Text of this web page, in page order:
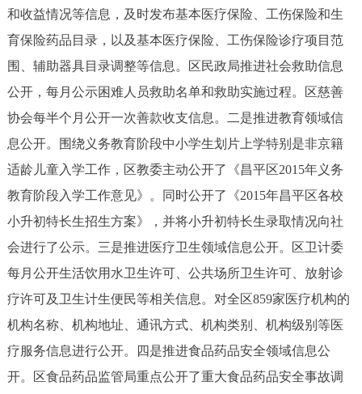
和收益情况等信息，及时发布基本医疗保险、工伤保险和生
育保险药品目录，以及基本医疗保险、工伤保险诊疗项目范
围、辅助器具目录调整等信息。区民政局推进社会救助信息
公开，每月公示困难人员救助名单和救助实施过程。区慈善
协会每半个月公开一次善款收支信息。二是推进教育领域信
息公开。围绕义务教育阶段中小学生划片上学特别是非京籍
适龄儿童入学工作，区教委主动公开了《昌平区2015年义务
教育阶段入学工作意见》。同时公开了《2015年昌平区各校
小升初特长生招生方案》，并将小升初特长生录取情况向社
会进行了公示。三是推进医疗卫生领域信息公开。区卫计委
每月公开生活饮用水卫生许可、公共场所卫生许可、放射诊
疗许可及卫生计生便民等相关信息。对全区859家医疗机构的
机构名称、机构地址、通讯方式、机构类别、机构级别等医
疗服务信息进行公开。四是推进食品药品安全领域信息公
开。区食品药品监管局重点公开了重大食品药品安全事故调